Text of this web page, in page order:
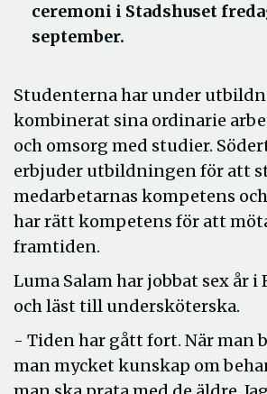
ceremoni i Stadshuset
september.
Studenterna har under
kombinerat sina ordinarie
och omsorg med studier.
erbjuder utbildningen för att
medarbetarnas kompetens
har rätt kompetens för att
framtiden.
Luma Salam har jobbat sex år
och läst till undersköterska.
- Tiden har gått fort. När man
man mycket kunskap om